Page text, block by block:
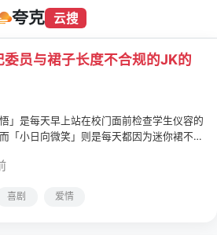
夸克 云搜
委员与裙子长度不合规的JK的
悟」是每天早上站在校门面前检查学生仪容的
「小日向微笑」则是每天都因为迷你裙不符
补习时意外相遇。微笑一直以为樱大门是个
——完全不擅长读书的废柴风纪委员！ 原本
喜剧 爱情